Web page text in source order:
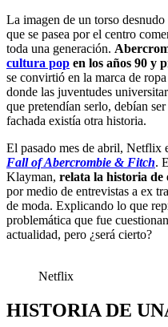
La imagen de un torso
que se pasea por el centro
toda una generación.
cultura pop en los años 90 y
se convirtió en la marca de
donde las juventudes
que pretendían serlo, debían
fachada existía otra historia.
El pasado mes de abril, Netflix
Fall of Abercrombie & Fitch.
Klayman, relata la historia de
por medio de entrevistas a ex
de moda. Explicando lo que
problemática que fue
actualidad, pero ¿será cierto?
Netflix
HISTORIA DE